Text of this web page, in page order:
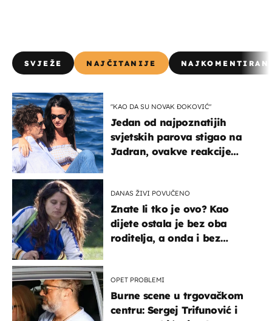
SVJEŽE NAJČITANIJE
"KAO DA SU NOVAK ĐOKOVIĆ"
Jedan od najpoznatijih
svjetskih parova stigao na
Jadran, ovakve reakcije
DANAS ŽIVI POVUČENO
Znate li tko je ovo? Kao
dijete ostala je bez oba
roditelja, a onda i bez
OPET PROBLEMI
Burne scene u trgovačkom
centru: Sergej Trifunović i